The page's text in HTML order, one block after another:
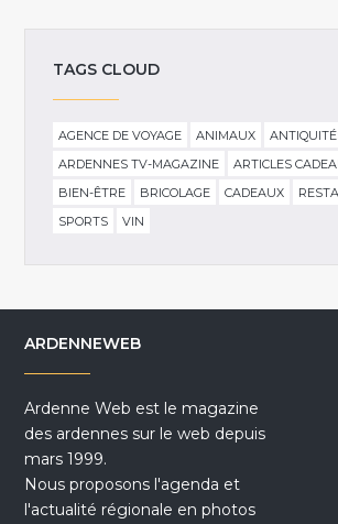
TAGS CLOUD
AGENCE DE VOYAGE ANIMAUX
ARDENNES TV-MAGAZINE
ARTICLES
BIEN-ÊTRE
BRICOLAGE CADEAUX
SPORTS
VIN
ARDENNEWEB
Ardenne Web est le magazine
des ardennes sur le web depuis
mars 1999.
Nous proposons l'agenda et
l'actualité régionale en photos